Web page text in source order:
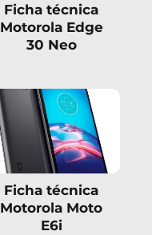
Ficha técnica
Motorola Edge
30 Neo
Ficha técnica
Motorola Moto
E6i